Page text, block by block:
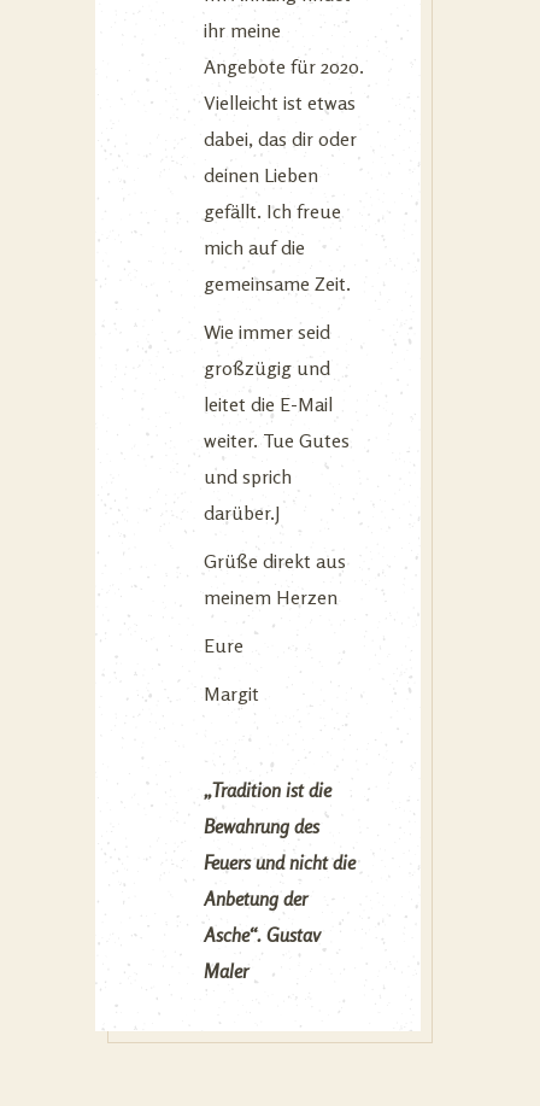
ihr meine
Angebote für 2020.
Vielleicht ist etwas
dabei, das dir oder
deinen Lieben
gefällt. Ich freue
mich auf die
gemeinsame Zeit.
Wie immer seid
großzügig und
leitet die E-Mail
weiter. Tue Gutes
und sprich
darüber.J
Grüße direkt aus
meinem Herzen
Eure
Margit
„Tradition ist die
Bewahrung des
Feuers und nicht die
Anbetung der
Asche“. Gustav
Maler